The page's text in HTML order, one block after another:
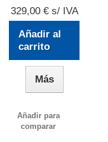
329,00 € s/ IVA
Añadir al
carrito
Más
Añadir para
comparar